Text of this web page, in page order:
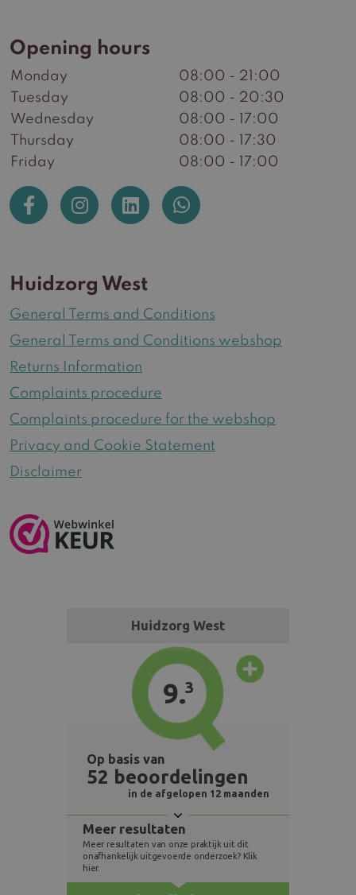
Opening hours
Monday
08:00 - 21:00
Tuesday
08:00 - 20:30
Wednesday
08:00 - 17:00
Thursday
08:00 - 17:30
Friday
08:00 - 17:00
Huidzorg West
General Terms and Conditions
General Terms and Conditions webshop
Returns Information
Complaints procedure
Complaints procedure for the webshop
Privacy and Cookie Statement
Disclaimer